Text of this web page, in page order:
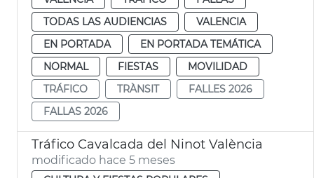
TODAS LAS AUDIENCIAS
VALENCIA
EN PORTADA
EN PORTADA TEMÁTICA
NORMAL
FIESTAS
MOVILIDAD
TRÁFICO
TRÀNSIT
FALLES 2026
FALLAS 2026
Tráfico Cavalcada del Ninot València
modificado hace 5 meses